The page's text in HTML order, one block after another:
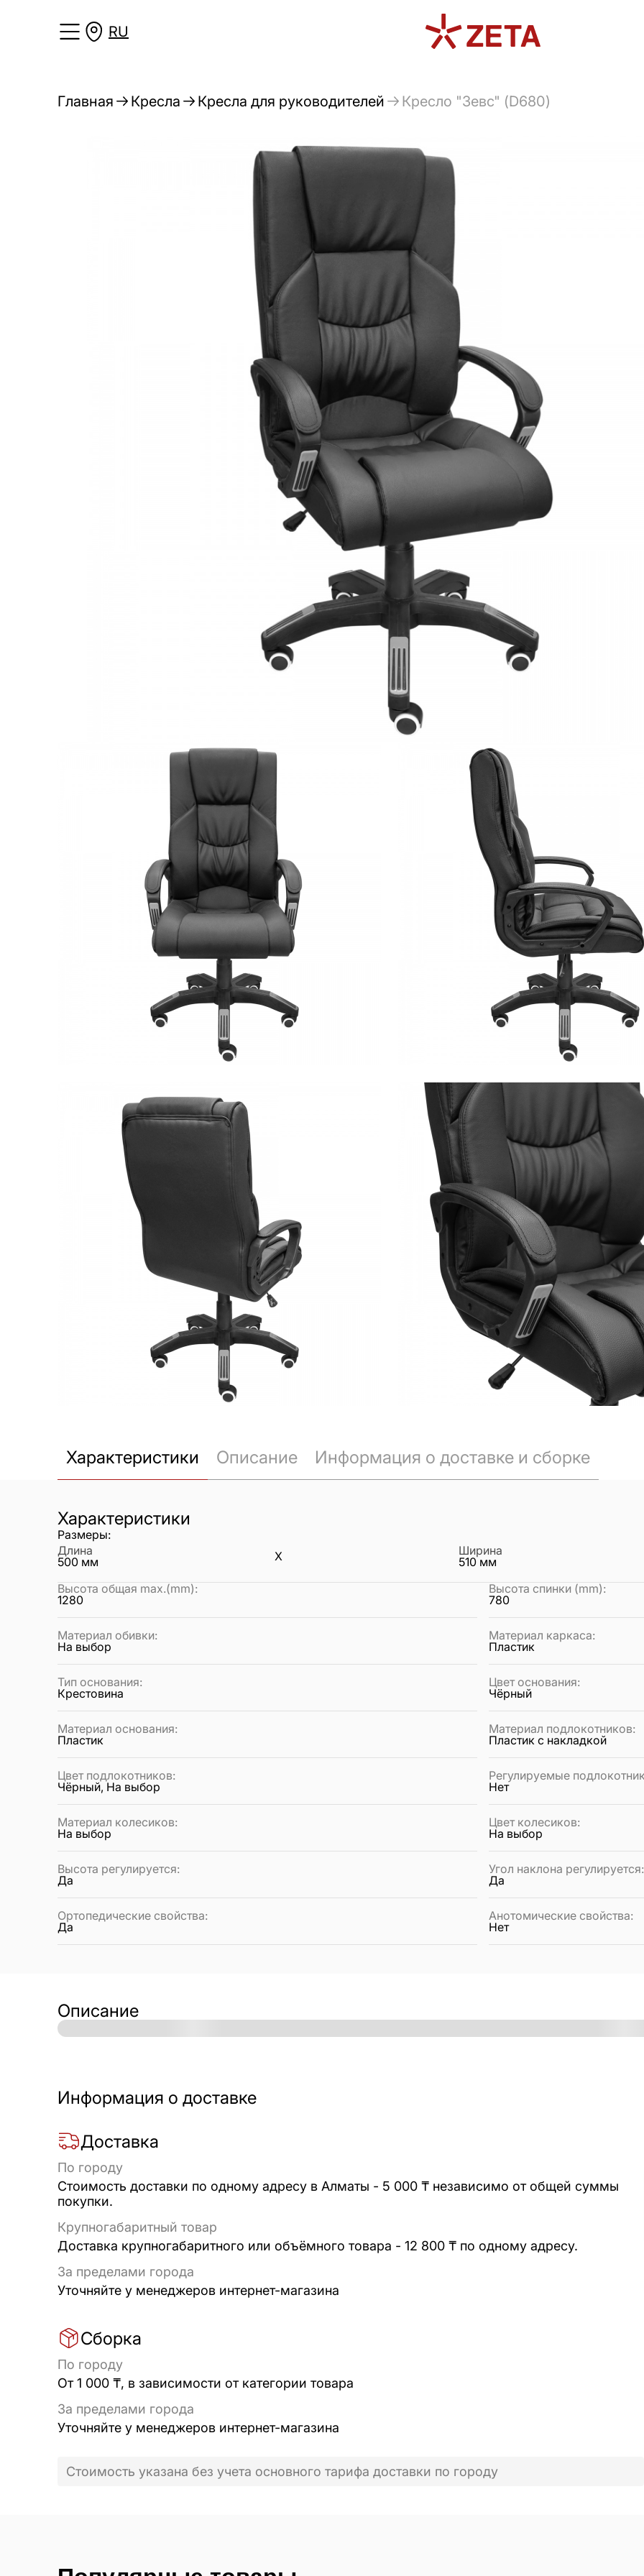
RU
Главная Кресла Кресла для руководителей Кресло "Зевс" (D680)
Характеристики Описание Информация о доставке и сборке
Характеристики
Размеры:
Длина
500 мм X
Ширина
510 мм
Высота общая max.(mm):
1280
Высота спинки (mm):
780
Материал обивки:
На выбор
Материал каркаса:
Пластик
Тип основания:
Крестовина
Цвет основания:
Чёрный
Материал основания:
Пластик
Материал подлокотников:
Пластик с накладкой
Цвет подлокотников:
Чёрный, На выбор
Регулируемые
Нет
Материал колесиков:
На выбор
Цвет колесиков:
На выбор
Высота регулируется:
Да
Угол наклона регулируется:
Да
Ортопедические свойства:
Да
Анотомические свойства:
Нет
Описание
Информация о доставке
Доставка
По городу
Стоимость доставки по одному адресу в Алматы - 5 000 ₸ независимо от общей суммы
покупки.
Крупногабаритный товар
Доставка крупногабаритного или объёмного товара - 12 800 ₸ по одному адресу.
За пределами города
Уточняйте у менеджеров интернет-магазина
Сборка
По городу
От 1 000 ₸, в зависимости от категории товара
За пределами города
Уточняйте у менеджеров интернет-магазина
Стоимость указана без учета основного тарифа доставки по городу